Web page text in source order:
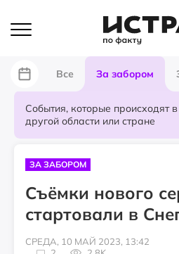
Все За забором
События, которые происходят
другой области или стране
ЗА ЗАБОРОМ
Съёмки нового
стартовали в
СРЕДА, 10 МАЙ 2023, 13:42